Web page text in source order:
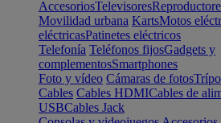
AccesoriosTelevisores
Movilidad urbana KartsMotos
eléctricasPatinetes eléctricos
Telefonía Teléfonos fijosGadgets y
complementosSmartphones
Foto y vídeo Cámaras de fotos
Cables Cables HDMICables de
USBCables Jack